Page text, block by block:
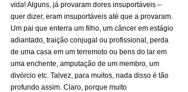
vida! Alguns, já provaram dores insuportáveis –
quer dizer, eram insuportáveis até que a provaram.
Um pai que enterra um filho, um câncer em estágio
adiantado, traição conjugal ou profissional, perda
de uma casa em um terremoto ou bens do lar em
uma enchente, amputação de um membro, um
divórcio etc. Talvez, para muitos, nada disso é tão
profundo assim. Claro, porque muito